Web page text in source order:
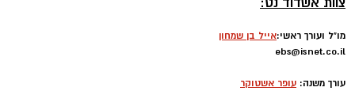
צוות אשדוד נט:
מו"ל ועורך ראשי:אייל בן שמחון
ebs@isnet.co.il
עורך משנה: עופר אשטוקר